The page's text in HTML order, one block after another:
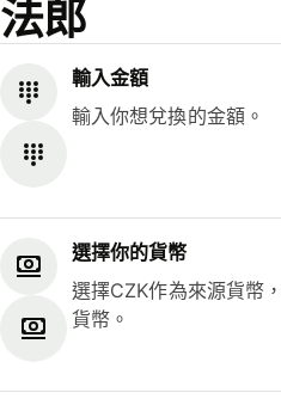
法郎
輸入金額
輸入你想兌換的金額。
選擇你的貨幣
選擇CZK作為來源貨幣
貨幣。